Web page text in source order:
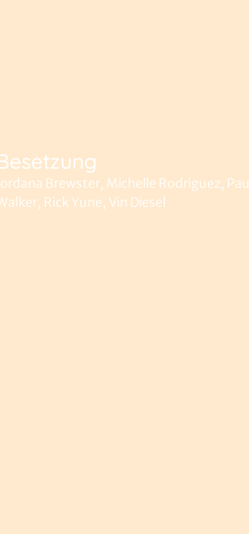
Brewster, Michelle Rodriguez, Paul
Rick Yune, Vin Diesel